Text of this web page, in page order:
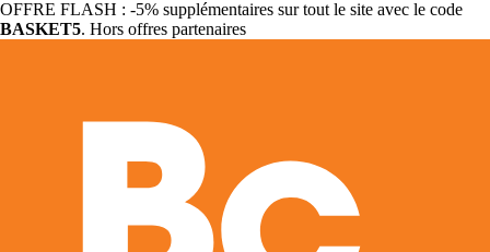
OFFRE FLASH : -5% supplémentaires sur tout le site avec le code
BASKET5. Hors offres partenaires